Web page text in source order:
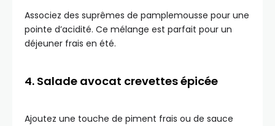
Associez des suprêmes de pamplemousse pour une
pointe d’acidité. Ce mélange est parfait pour un
déjeuner frais en été.
4. Salade avocat crevettes épicée
Ajoutez une touche de piment frais ou de sauce